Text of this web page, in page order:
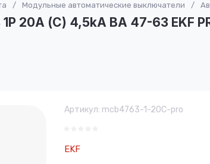
/ Модульные автоматические выключатели /
20А (C) 4,5kA ВА 47-63 EKF
Артикул: mcb4763-1-20C-pro
EKF